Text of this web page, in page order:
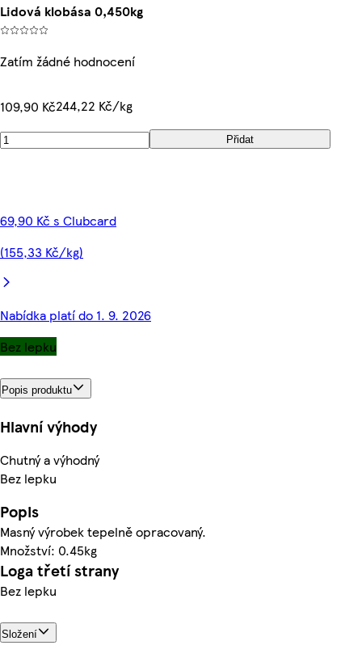
Lidová klobása 0,450kg
Zatím žádné hodnocení
109,90 Kč244,22 Kč/kg
Přidat
69,90 Kč s Clubcard
(155,33 Kč/kg)
Nabídka platí do 1. 9. 2026
Bez lepku
Popis produktu
Hlavní výhody
Chutný a výhodný
Bez lepku
Popis
Masný výrobek tepelně opracovaný.
Množství: 0.45kg
Loga třetí strany
Bez lepku
Složení